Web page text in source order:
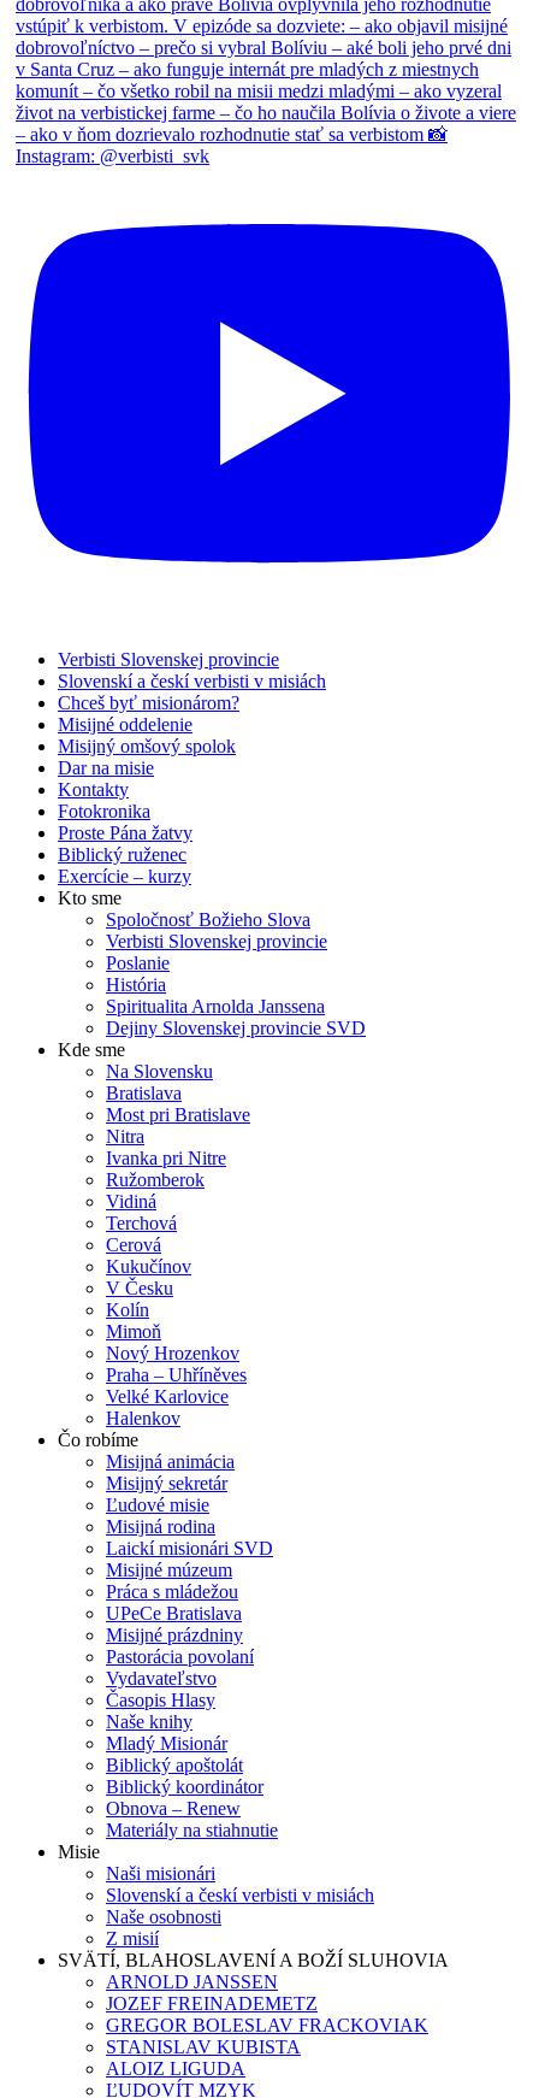
Verbisti Slovenskej provincie
Slovenskí a českí verbisti v misiách
Chceš byť misionárom?
Misijné oddelenie
Misijný omšový spolok
Dar na misie
Kontakty
Fotokronika
Proste Pána žatvy
Biblický ruženec
Exercície – kurzy
Kto sme
Spoločnosť Božieho Slova
Verbisti Slovenskej provincie
Poslanie
História
Spiritualita Arnolda Janssena
Dejiny Slovenskej provincie SVD
Kde sme
Na Slovensku
Bratislava
Most pri Bratislave
Nitra
Ivanka pri Nitre
Ružomberok
Vidiná
Terchová
Cerová
Kukučínov
V Česku
Kolín
Mimoň
Nový Hrozenkov
Praha – Uhříněves
Velké Karlovice
Halenkov
Čo robíme
Misijná animácia
Misijný sekretár
Ľudové misie
Misijná rodina
Laickí misionári SVD
Misijné múzeum
Práca s mládežou
UPeCe Bratislava
Misijné prázdniny
Pastorácia povolaní
Vydavateľstvo
Časopis Hlasy
Naše knihy
Mladý Misionár
Biblický apoštolát
Biblický koordinátor
Obnova – Renew
Materiály na stiahnutie
Misie
Naši misionári
Slovenskí a českí verbisti v misiách
Naše osobnosti
Z misií
SVÄTÍ, BLAHOSLAVENÍ A BOŽÍ SLUHOVIA
ARNOLD JANSSEN
JOZEF FREINADEMETZ
GREGOR BOLESLAV FRACKOVIAK
STANISLAV KUBISTA
ALOIZ LIGUDA
ĽUDOVÍT MZYK